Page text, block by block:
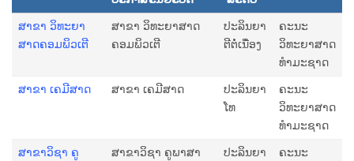
ສາຂາ ວິທະຍາ
ສາດຄອມພິວເຕີ
ສາຂາ ວິທະຍາສາດ
ຄອມພິວເຕີ
ປະລິນຍາ
ຕີຕໍ່ເນື່ອງ
ຄະນະ
ວິທະຍາສາດ
ທຳມະຊາດ
ສາຂາ ເຄມີສາດ ສາຂາ ເຄມີສາດ
ປະລິນຍາ
ໂທ
ຄະນະ
ວິທະຍາສາດ
ທຳມະຊາດ
ສາຂາວິຊາ ຄູ
ສາຂາວິຊາ ຄູພາສາ
ປະລິນຍາ
ຄະນະ